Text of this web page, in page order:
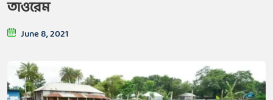
তাওরেম
June 8, 2021